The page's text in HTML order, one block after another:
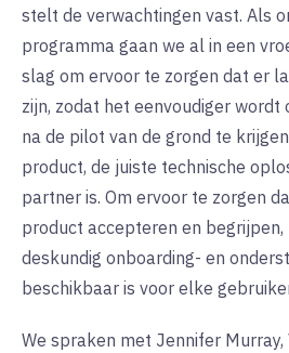
stelt de verwachtingen vast. Als
programma gaan we al in een
slag om ervoor te zorgen dat er
zijn, zodat het eenvoudiger
na de pilot van de grond te
product, de juiste technische
partner is. Om ervoor te zorgen
product accepteren en
deskundig onboarding- en
beschikbaar is voor elke
We spraken met Jennifer Murray,